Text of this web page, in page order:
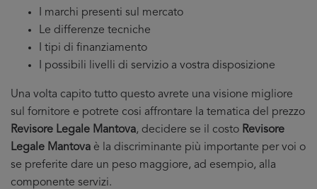
I marchi presenti sul mercato
Le differenze tecniche
I tipi di finanziamento
I possibili livelli di servizio a vostra disposizione
Una volta capito tutto questo avrete una visione migliore
sul fornitore e potrete cosi affrontare la tematica del prezzo
Revisore Legale Mantova, decidere se il costo Revisore
Legale Mantova è la discriminante più importante per voi o
se preferite dare un peso maggiore, ad esempio, alla
componente servizi.